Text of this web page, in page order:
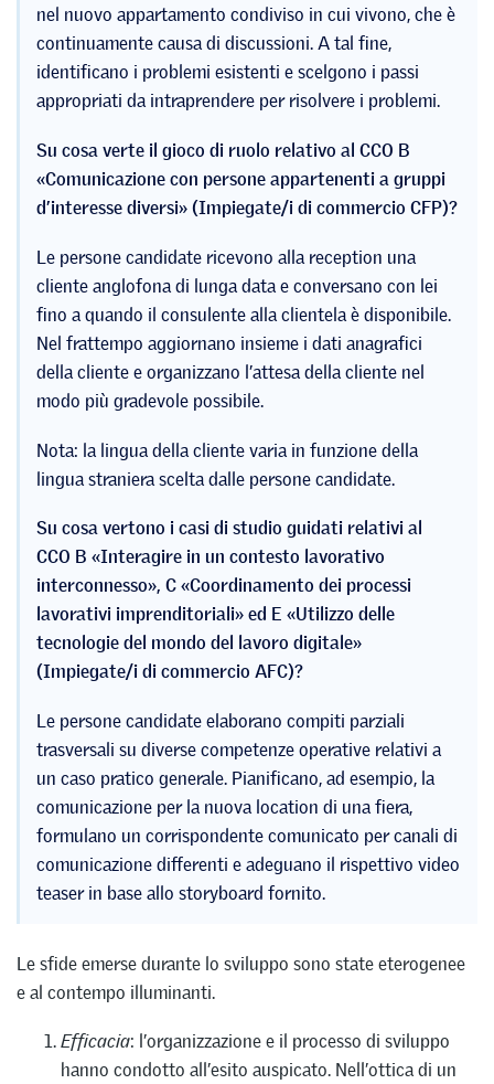
nel nuovo appartamento condiviso in cui vivono, che è
continuamente causa di discussioni. A tal fine,
identificano i problemi esistenti e scelgono i passi
appropriati da intraprendere per risolvere i problemi.
Su cosa verte il gioco di ruolo relativo al CCO B
«Comunicazione con persone appartenenti a gruppi
d’interesse diversi» (Impiegate/i di commercio CFP)?
Le persone candidate ricevono alla reception una
cliente anglofona di lunga data e conversano con lei
fino a quando il consulente alla clientela è disponibile.
Nel frattempo aggiornano insieme i dati anagrafici
della cliente e organizzano l’attesa della cliente nel
modo più gradevole possibile.
Nota: la lingua della cliente varia in funzione della
lingua straniera scelta dalle persone candidate.
Su cosa vertono i casi di studio guidati relativi al
CCO B «Interagire in un contesto lavorativo
interconnesso», C «Coordinamento dei processi
lavorativi imprenditoriali» ed E «Utilizzo delle
tecnologie del mondo del lavoro digitale»
(Impiegate/i di commercio AFC)?
Le persone candidate elaborano compiti parziali
trasversali su diverse competenze operative relativi a
un caso pratico generale. Pianificano, ad esempio, la
comunicazione per la nuova location di una fiera,
formulano un corrispondente comunicato per canali di
comunicazione differenti e adeguano il rispettivo video
teaser in base allo storyboard fornito.
Le sfide emerse durante lo sviluppo sono state eterogenee
e al contempo illuminanti.
Efficacia: l’organizzazione e il processo di sviluppo
hanno condotto all’esito auspicato. Nell’ottica di un